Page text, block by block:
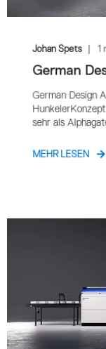
Johan Spets 1
German
German Design
sehr als
MEHR LESEN